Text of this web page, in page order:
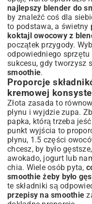
najlepszy blender do
by znaleźć coś dla
to podstawa, a świetny
koktajl owocowy z
początek przygody.
odpowiedniego sprzętu
sukcesu, gdy tworzysz
smoothie.
Proporcje
kremowej
Złota zasada to
płynu i wyjdzie zupa.
papka, którą trzeba
punkt wyjścia to
płynu, 1.5 części
chcesz, by było
awokado, jogurt lub
chia. Wiele osób pyta,
smoothie żeby było
te składniki są
przepisy na smoothie